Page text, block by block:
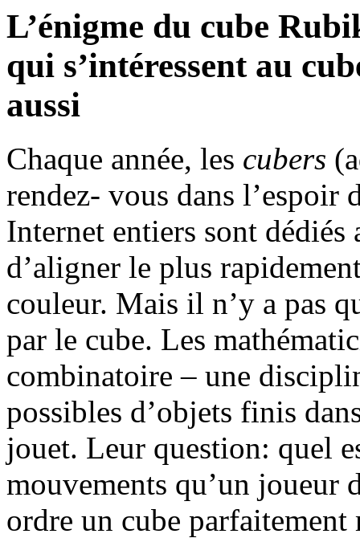
L’énigme du cube
qui s’intéressent au
aussi
Chaque année, les cubers
rendez- vous dans l’espoir
Internet entiers sont dédiés
d’aligner le plus
couleur. Mais il n’y a pas
par le cube. Les
combinatoire – une
possibles d’objets finis
jouet. Leur question: quel
mouvements qu’un joueur
ordre un cube